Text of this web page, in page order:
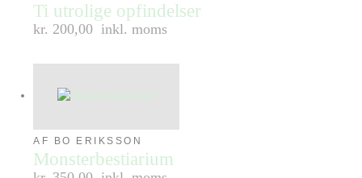
Ti utrolige opfindelser
kr. 200,00 inkl. moms
AF BO ERIKSSON
Monsterbestiarium